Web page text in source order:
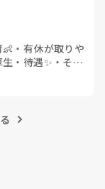
・ 有休が取りや
・待遇✨ ・ その